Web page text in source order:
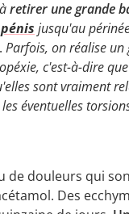
retirer une grande
pénis jusqu'au
Parfois, on réalise un
c'est-à-dire
sont vraiment
éventuelles
de douleurs qui
Des